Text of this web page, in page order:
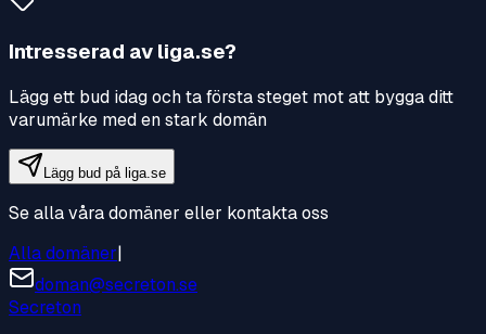
Intresserad av liga.se?
Lägg ett bud idag och ta första steget mot att bygga ditt
varumärke med en stark domän
Lägg bud på liga.se
Se alla våra domäner eller kontakta oss
Alla domäner|
doman@secreton.se
Secreton